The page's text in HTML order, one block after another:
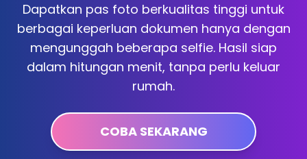
Dapatkan pas foto berkualitas tinggi untuk
berbagai keperluan dokumen hanya dengan
mengunggah beberapa selfie. Hasil siap
dalam hitungan menit, tanpa perlu keluar
rumah.
COBA SEKARANG